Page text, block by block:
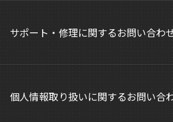
サポート・修理に関するお問い合わ
個人情報取り扱いに関するお問い合